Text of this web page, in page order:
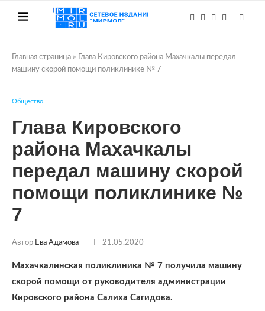
Главная страница »
Глава Кировского района Махачкалы передал
машину скорой помощи поликлинике № 7
Общество
Глава Кировского
района Махачкалы
передал машину скорой
помощи поликлинике №
7
Автор Ева Адамова 21.05.2020
Махачкалинская поликлиника № 7 получила машину
скорой помощи от руководителя администрации
Кировского района Салиха Сагидова.